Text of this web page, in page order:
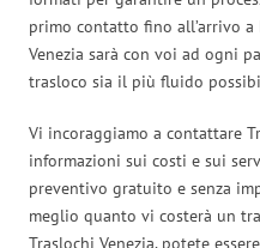
primo contatto fino all’arrivo a
Venezia sarà con voi ad ogni
trasloco sia il più fluido
Vi incoraggiamo a contattare
informazioni sui costi e sui
preventivo gratuito e senza
meglio quanto vi costerà un
Traslochi Venezia, potete